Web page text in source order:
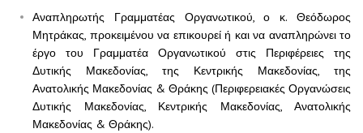
Αναπληρωτής Γραμματέας Οργανωτικού, ο κ. Θεόδωρος
Μητράκας, προκειμένου να επικουρεί ή και να αναπληρώνει το
έργο του Γραμματέα Οργανωτικού στις Περιφέρειες της
Δυτικής Μακεδονίας, της Κεντρικής Μακεδονίας, της
Ανατολικής Μακεδονίας & Θράκης (Περιφερειακές Οργανώσεις
Δυτικής Μακεδονίας, Κεντρικής Μακεδονίας, Ανατολικής
Μακεδονίας & Θράκης).